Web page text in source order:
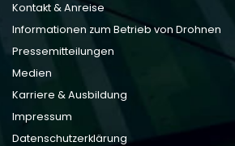
Kontakt & Anreise
Informationen zum Betrieb von Drohnen
Pressemitteilungen
Medien
Karriere & Ausbildung
Impressum
Datenschutzerklärung